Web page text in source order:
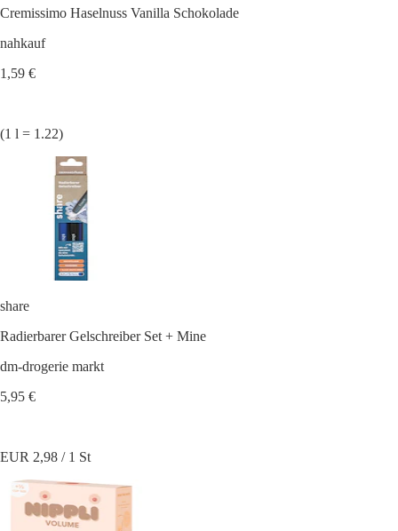
Cremissimo Haselnuss Vanilla Schokolade
nahkauf
1,59 €
(1 l = 1.22)
share
Radierbarer Gelschreiber Set + Mine
dm-drogerie markt
5,95 €
EUR 2,98 / 1 St